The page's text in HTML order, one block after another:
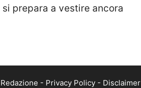
si prepara a vestire ancora
Redazione - Privacy Policy - Disclaimer